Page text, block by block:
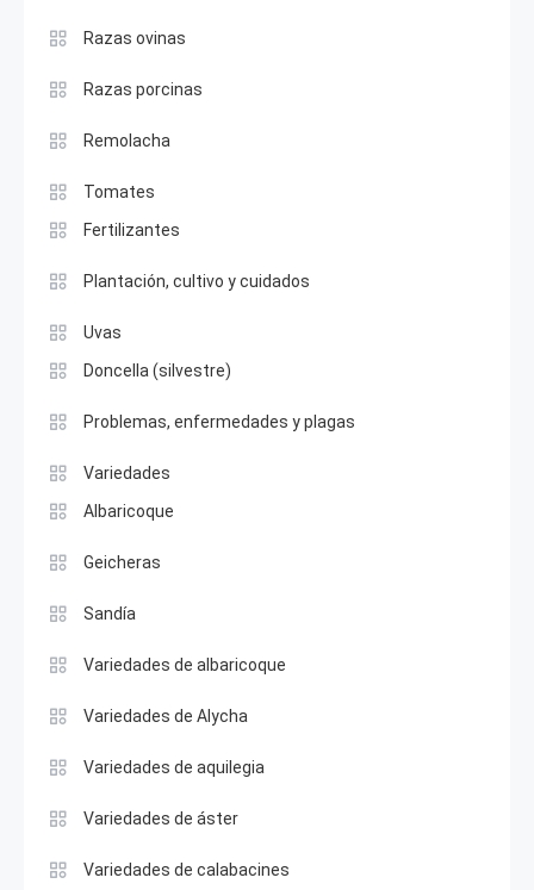
Razas ovinas
Razas porcinas
Remolacha
Tomates
Fertilizantes
Plantación, cultivo y cuidados
Uvas
Doncella (silvestre)
Problemas, enfermedades y plagas
Variedades
Albaricoque
Geicheras
Sandía
Variedades de albaricoque
Variedades de Alycha
Variedades de aquilegia
Variedades de áster
Variedades de calabacines